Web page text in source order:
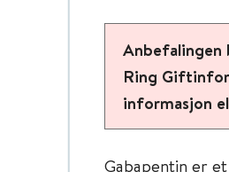
Anbefalingen
Ring
informasjon
Gabapentin er